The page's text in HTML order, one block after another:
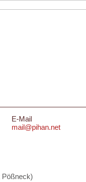
E-Mail
mail@pihan.net
Pößneck)